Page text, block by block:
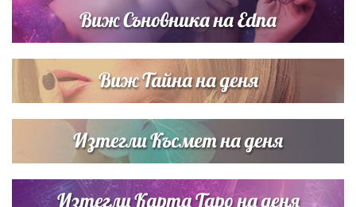
Виж Съновника на Edna
Виж Тайна на деня
Изтегли Късмет на деня
Изтегли Карта Таро на деня